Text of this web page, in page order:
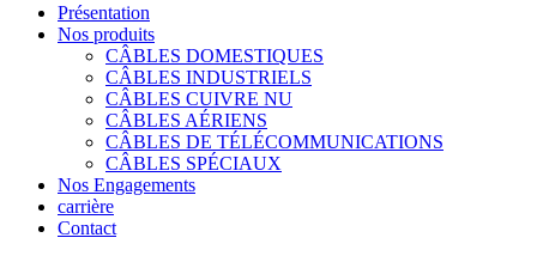
Présentation
Nos produits
CÂBLES DOMESTIQUES
CÂBLES INDUSTRIELS
CÂBLES CUIVRE NU
CÂBLES AÉRIENS
CÂBLES DE TÉLÉCOMMUNICATIONS
CÂBLES SPÉCIAUX
Nos Engagements
carrière
Contact